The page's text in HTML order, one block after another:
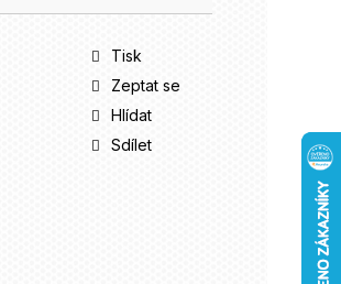
Tisk
Zeptat se
Hlídat
Sdílet